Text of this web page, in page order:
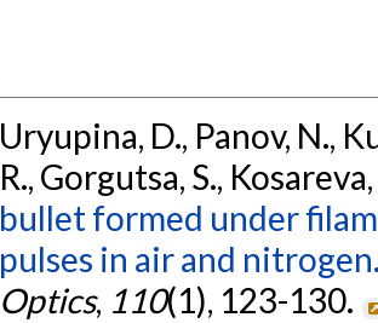
Uryupina, D., Panov, N.,
R., Gorgutsa, S.,
bullet formed under
pulses in air and
Optics, 110(1), 123-130.